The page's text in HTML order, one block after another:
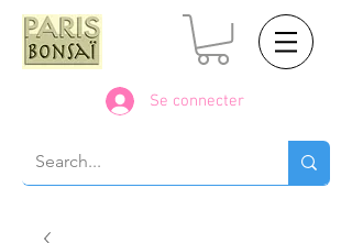
Se connecter